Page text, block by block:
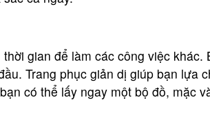
gian để làm các công việc khác.
Trang phục giản dị giúp bạn lựa
có thể lấy ngay một bộ đồ, mặc